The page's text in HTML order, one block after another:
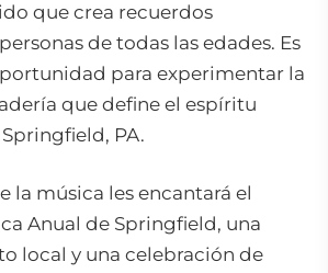
que crea recuerdos
de todas las edades. Es
para experimentar la
que define el espíritu
PA.
la música les encantará el
Anual de Springfield, una
local y una celebración de